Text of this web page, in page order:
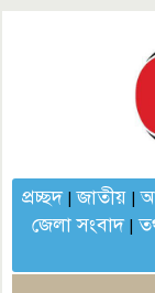
প্রচ্ছদ|জাতীয়|
জেলা সংবাদ|